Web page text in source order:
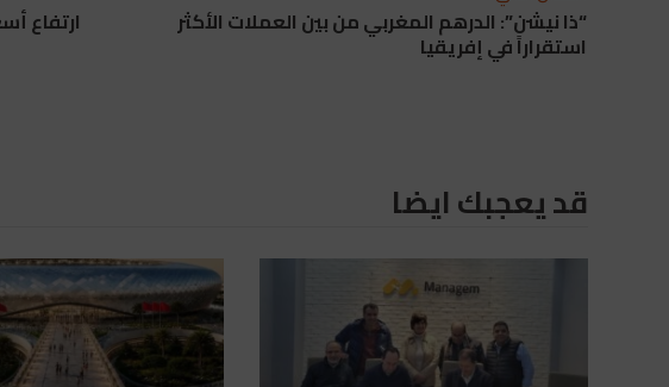
“ذا نيشن”: الدرهم المغربي من بين العملات الأكثر
استقراراً في إفريقيا
قد يعجبك ايضا